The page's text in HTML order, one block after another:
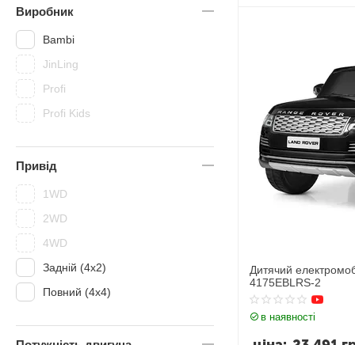
Дитячий
4175EBLRS-2
в наявності
Polaris
SCANIA
Volkswagen
Bugatti
Jaguar
BMW
Lexus
Audi
Toyota
Jeep
Porsche
Виробник
Bambi
JinLing
Profi
Profi Kids
Привід
1WD
2WD
4WD
Задній (4x2)
Повний (4х4)